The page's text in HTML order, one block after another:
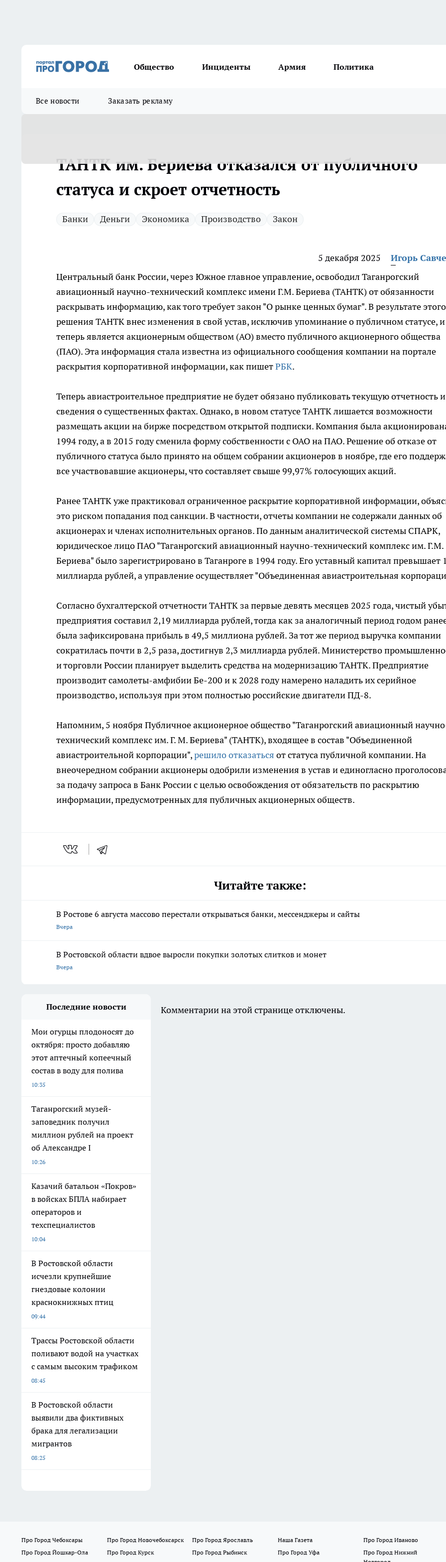
Общество Инциденты Армия Политика
Все новости Заказать рекламу
ТАНТК им. Бериева отказался от публичного
статуса и скроет отчетность
Банки Деньги Экономика Производство Закон
5 декабря 2025
Игорь
Центральный банк России, через Южное главное управление, освободил Таганрогский
авиационный научно-технический комплекс имени Г.М. Бериева (ТАНТК) от обязанности
раскрывать информацию, как того требует закон "О рынке ценных бумаг". В результате этого
решения ТАНТК внес изменения в свой устав, исключив упоминание о публичном статусе, и
теперь является акционерным обществом (АО) вместо публичного акционерного общества
(ПАО). Эта информация стала известна из официального сообщения компании на портале
раскрытия корпоративной информации, как пишетРБК.
Теперь авиастроительное предприятие не будет обязано публиковать текущую отчетность и
сведения о существенных фактах. Однако, в новом статусе ТАНТК лишается возможности
размещать акции на бирже посредством открытой подписки. Компания была
1994 году, а в 2015 году сменила форму собственности с ОАО на ПАО. Решение об отказе от
публичного статуса было принято на общем собрании акционеров в ноябре, где его
все участвовавшие акционеры, что составляет свыше 99,97% голосующих акций.
Ранее ТАНТК уже практиковал ограниченное раскрытие корпоративной информации,
это риском попадания под санкции. В частности, отчеты компании не содержали данных об
акционерах и членах исполнительных органов. По данным аналитической системы СПАРК,
юридическое лицо ПАО "Таганрогский авиационный научно-технический комплекс им. Г.М.
Бериева" было зарегистрировано в Таганроге в 1994 году. Его уставный капитал превышает
миллиарда рублей, а управление осуществляет "Объединенная авиастроительная
Согласно бухгалтерской отчетности ТАНТК за первые девять месяцев 2025 года, чистый
предприятия составил 2,19 миллиарда рублей, тогда как за аналогичный период годом
была зафиксирована прибыль в 49,5 миллиона рублей. За тот же период выручка компании
сократилась почти в 2,5 раза, достигнув 2,3 миллиарда рублей. Министерство
и торговли России планирует выделить средства на модернизацию ТАНТК. Предприятие
производит самолеты-амфибии Бе-200 и к 2028 году намерено наладить их серийное
производство, используя при этом полностью российские двигатели ПД-8.
Напомним, 5 ноября Публичное акционерное общество "Таганрогский авиационный
технический комплекс им. Г. М. Бериева" (ТАНТК), входящее в состав "Объединенной
авиастроительной корпорации",решило отказаться от статуса публичной компании. На
внеочередном собрании акционеры одобрили изменения в устав и единогласно
за подачу запроса в Банк России с целью освобождения от обязательств по раскрытию
информации, предусмотренных для публичных акционерных обществ.
Читайте также:
В Ростове 6 августа массово перестали открываться банки, мессенджеры и сайты
Вчера
В Ростовской области вдвое выросли покупки золотых слитков и монет
Вчера
Последние новости
Мои огурцы плодоносят до
октября: просто добавляю
этот аптечный копеечный
состав в воду для полива
10:35
Таганрогский музей-
заповедник получил
миллион рублей на проект
об Александре I
10:26
Казачий батальон «Покров»
в войсках БПЛА набирает
операторов и
техспециалистов
10:04
В Ростовской области
исчезли крупнейшие
гнездовые колонии
краснокнижных птиц
09:44
Трассы Ростовской области
поливают водой на участках
с самым высоким трафиком
08:45
В Ростовской области
выявили два фиктивных
брака для легализации
мигрантов
08:25
Комментарии на этой странице отключены.
Про Город Чебоксары Про Город Новочебоксарск Про Город Ярославль Наша Газета
Про Город Иваново
Про Город Йошкар-Ола
Про Город Курск Про Город Рыбинск Про Город Уфа
Про Город Нижний